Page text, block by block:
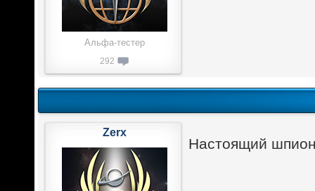
Альфа-тестер
292
Настоящий шпион
Zerx